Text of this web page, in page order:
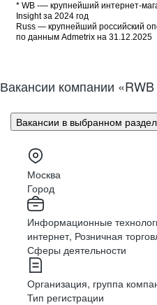
* WB -— крупнейший интернет-
Insight за 2024 год
Russ — крупнейший российский
по данным Admetrix на 31.12.2025
Вакансии компании
Вакансии в выбранном
Москва
Город
Информационные
интернет, Розничная
Сферы деятельности
Организация, группа
Тип регистрации